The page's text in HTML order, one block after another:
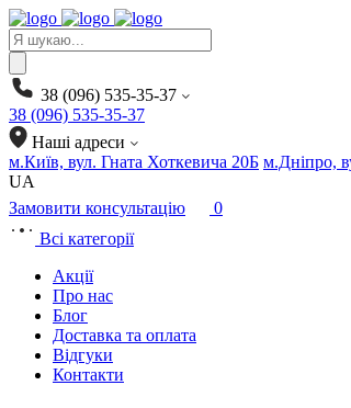
Products
search
38 (096) 535-35-37
38 (096) 535-35-37
Наші адреси
м.Київ, вул. Гната Хоткевича 20Б м.Дніпро,
UA
Замовити консультацію
0
Всі категорії
Акції
Про нас
Блог
Доставка та оплата
Відгуки
Контакти